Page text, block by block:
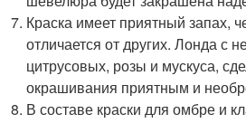
Краска имеет приятный запах,
отличается от других. Лонда с
цитрусовых, розы и мускуса,
окрашивания приятным и
В составе краски для омбре и